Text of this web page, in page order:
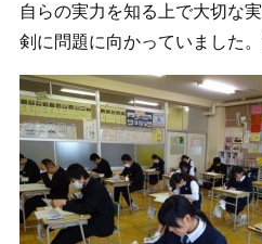
自らの実力を知る上で大切な
剣に問題に向かっていました